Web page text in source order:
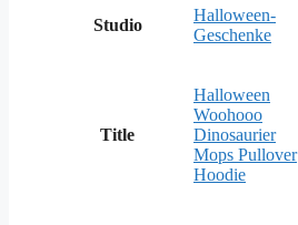
Studio
Halloween-
Geschenke
Title
Halloween
Woohooo
Dinosaurier
Mops Pullover
Hoodie